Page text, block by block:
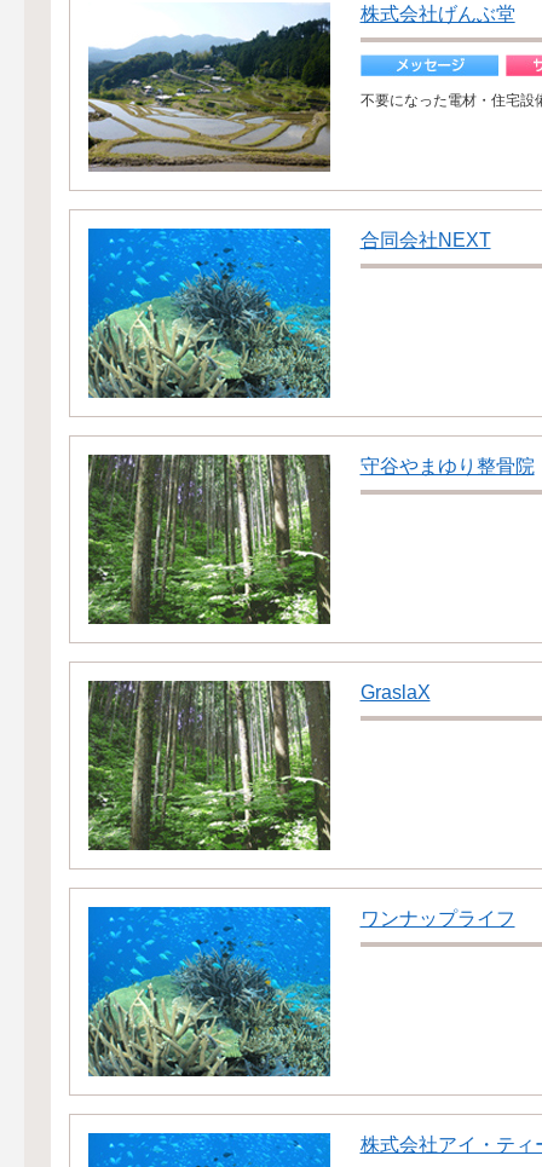
株式会社げんぶ堂
不要になった電材・住宅設
合同会社NEXT
守谷やまゆり整骨院
GraslaX
ワンナップライフ
株式会社アイ・ティ